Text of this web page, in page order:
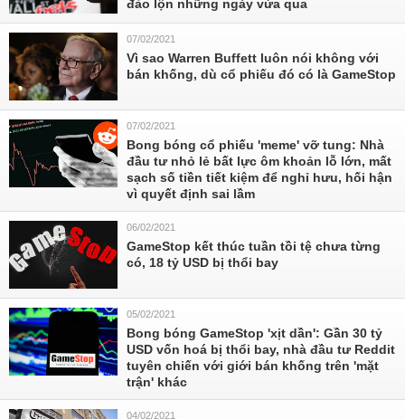
đảo lộn những ngày vừa qua
07/02/2021
Vì sao Warren Buffett luôn nói không với
bán khống, dù cổ phiếu đó có là GameStop
07/02/2021
Bong bóng cổ phiếu 'meme' vỡ tung: Nhà
đầu tư nhỏ lẻ bất lực ôm khoản lỗ lớn, mất
sạch số tiền tiết kiệm để nghỉ hưu, hối hận
vì quyết định sai lầm
06/02/2021
GameStop kết thúc tuần tồi tệ chưa từng
có, 18 tỷ USD bị thổi bay
05/02/2021
Bong bóng GameStop 'xịt dần': Gần 30 tỷ
USD vốn hoá bị thổi bay, nhà đầu tư Reddit
tuyên chiến với giới bán khống trên 'mặt
trận' khác
04/02/2021